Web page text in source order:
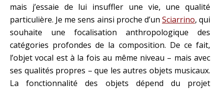
mais j’essaie de lui insuffler une vie, une qualité
particulière. Je me sens ainsi proche d’un Sciarrino, qui
souhaite une focalisation anthropologique des
catégories profondes de la composition. De ce fait,
l’objet vocal est à la fois au même niveau – mais avec
ses qualités propres – que les autres objets musicaux.
La fonctionnalité des objets dépend du projet